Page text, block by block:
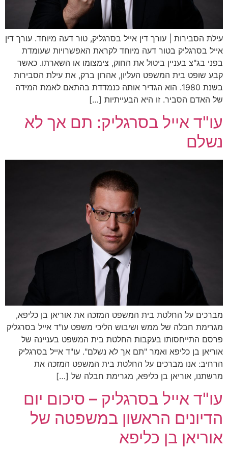
עילת הסבירות | עורך דין אייל בסרגליק, טור דעה מיוחד. עורך דין
אייל בסרגליק בטור דעה מיוחד לקראת האפשרויות שעומדת
בפני בג"צ בעניין ביטול את החוק, צימצומו או השארתו. כאשר
קבע שופט בית המשפט העליון, אהרון ברק, את עילת הסבירות
בשנת 1980. הוא הגדיר אותה כנמדדת בהתאם לאמת המידה
של האדם הסביר. זו היא הבעייתיות […]
עו"ד אייל בסרגליק: תם אך לא
נשלם
מברכים על החלטת בית המשפט המזכה את אוריאן בן כליפא,
מגרימת חבלה של ממש ושיבוש הליכי משפט עו"ד אייל בסרגליק
פרסם התייחסותו בעקבות החלטת בית המשפט בעניינה של
אוריאן בן כליפא ואמר "תם אך לא נשלם". עו"ד אייל בסרגליק
הרחיב: אנו מברכים על החלטת בית המשפט המזכה את
מרשתנו, אוריאן בן כליפא, מגרימת חבלה של […]
עו"ד אייל בסרגליק – סיכום יום
הדיונים הראשון במשפטה של
אוריאן בן כליפא